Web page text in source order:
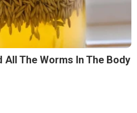
All The Worms In The Body